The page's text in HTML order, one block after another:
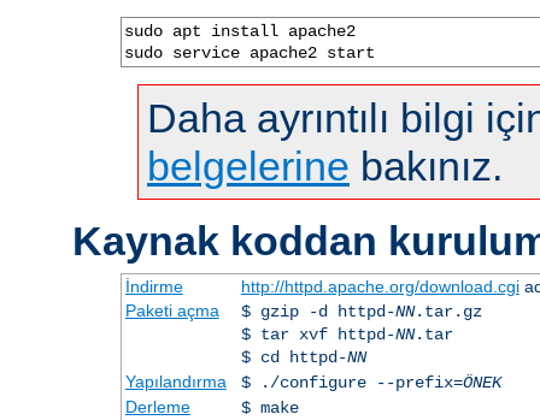
sudo apt install apache2
sudo service apache2 start
Daha ayrıntılı bilgi
belgelerine bakınız.
Kaynak koddan
İndirme http://httpd.apache.org/download.cgi
Paketi açma
$ gzip -d httpd-NN.tar.gz
$ tar xvf httpd-NN.tar
$ cd httpd-NN
Yapılandırma
$ ./configure --prefix=ÖNEK
Derleme
$ make